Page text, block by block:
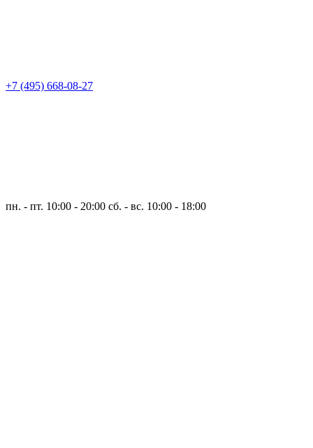
+7 (495) 668-08-27
пн. - пт. 10:00 - 20:00 сб. - вс. 10:00 - 18:00